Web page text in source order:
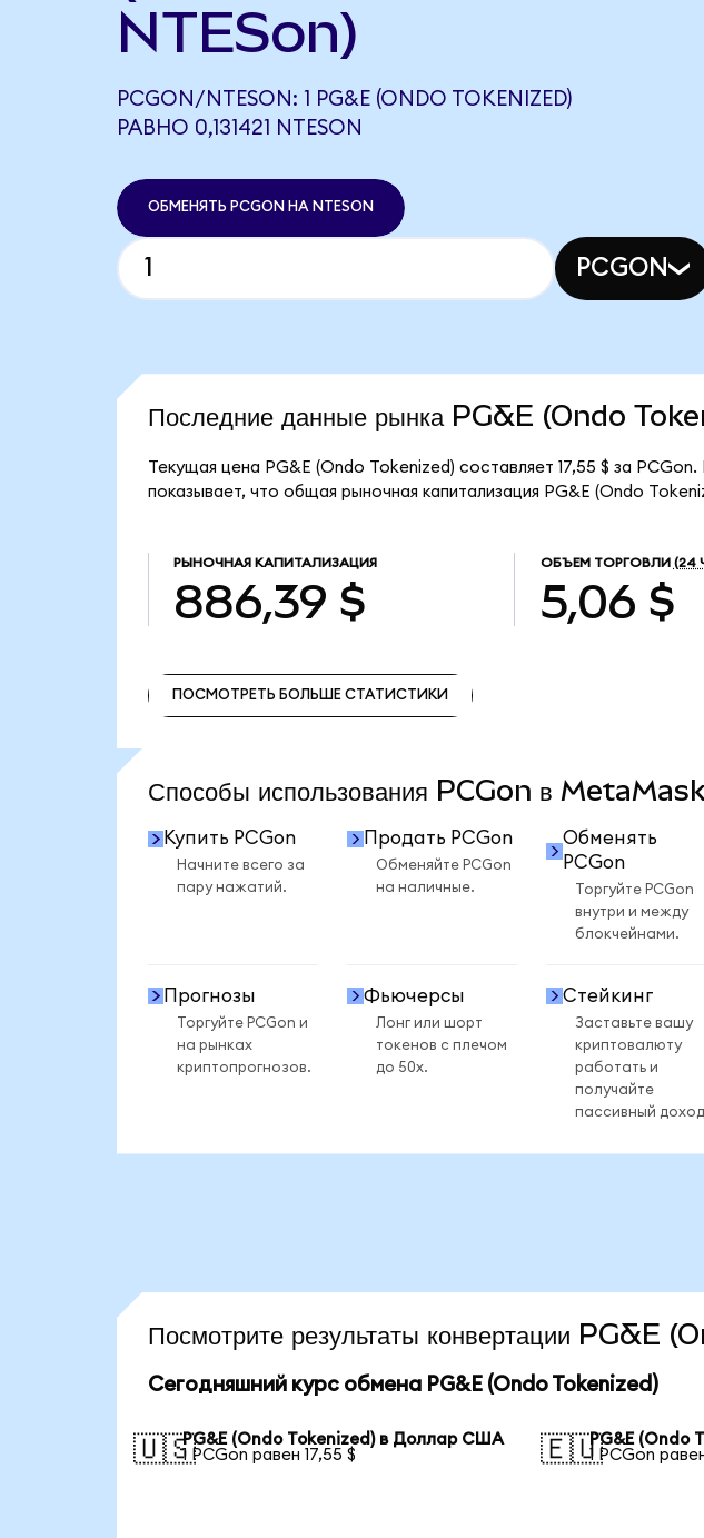
NTESon)
PCGON/NTESON: 1 PG&E (ONDO TOKENIZED)
РАВНО 0,131421 NTESON
ОБМЕНЯТЬ PCGON НА NTESON
PCGON
Последние данные рынка PG&E (Ondo
Текущая цена PG&E (Ondo Tokenized) составляет 17,55 $ за
показывает, что общая рыночная капитализация PG&E (Ondo
РЫНОЧНАЯ КАПИТАЛИЗАЦИЯ
886,39 $
ОБЪЕМ ТОРГОВЛИ (24
5,06 $
ПОСМОТРЕТЬ БОЛЬШЕ СТАТИСТИКИ
Способы использования PCGon в
Купить PCGon
Начните всего за
пару нажатий.
Продать PCGon
Обменяйте PCGon
на наличные.
Обменять
PCGon
Торгуйте PCGon
внутри и между
блокчейнами.
Прогнозы
Торгуйте PCGon и
на рынках
криптопрогнозов.
Фьючерсы
Лонг или шорт
токенов с плечом
до 50x.
Стейкинг
Заставьте вашу
криптовалюту
работать и
получайте
пассивный
Посмотрите результаты конвертации
Сегодняшний курс обмена PG&E (Ondo Tokenized)
🇺🇸PG&E (Ondo Tokenized) в Доллар США
1 PCGon равен 17,55 $
🇪🇺PG&E (Ondo
1 PCGon